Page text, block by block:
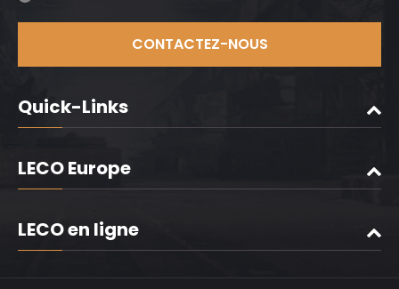
CONTACTEZ-NOUS
Quick-Links
LECO Europe
LECO en ligne